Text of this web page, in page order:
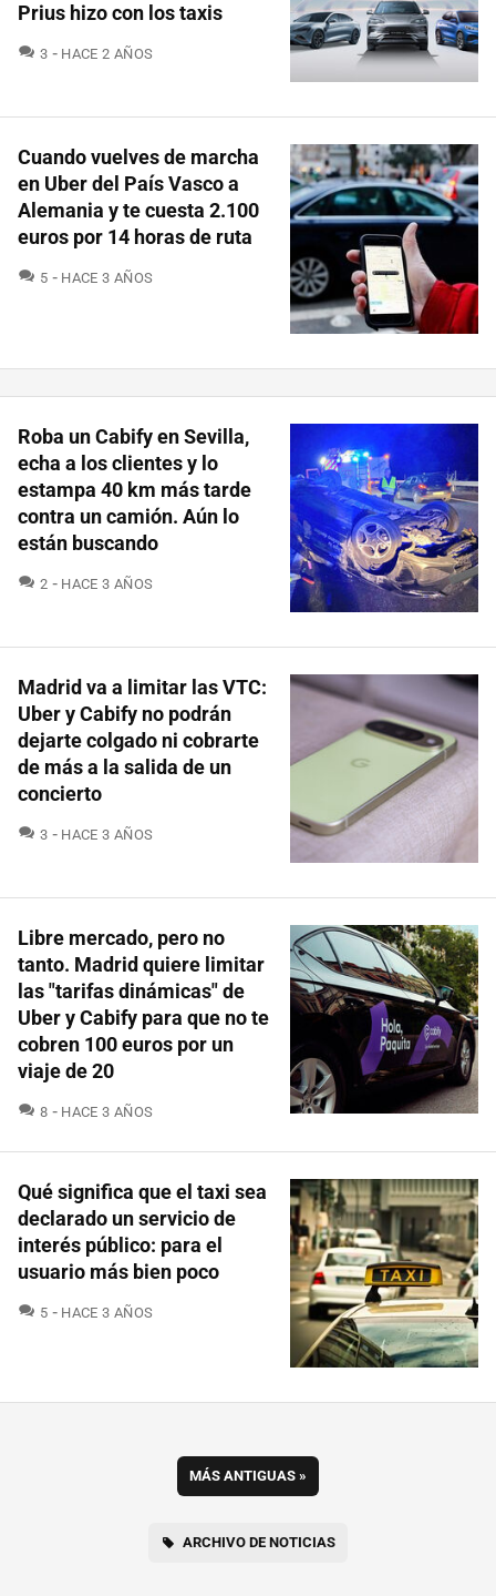
Prius hizo con los taxis
3 COMENTARIOS
HACE 2 AÑOS
Cuando vuelves de marcha
en Uber del País Vasco a
Alemania y te cuesta 2.100
euros por 14 horas de ruta
5 COMENTARIOS
HACE 3 AÑOS
Roba un Cabify en Sevilla,
echa a los clientes y lo
estampa 40 km más tarde
contra un camión. Aún lo
están buscando
2 COMENTARIOS
HACE 3 AÑOS
Madrid va a limitar las VTC:
Uber y Cabify no podrán
dejarte colgado ni cobrarte
de más a la salida de un
concierto
3 COMENTARIOS
HACE 3 AÑOS
Libre mercado, pero no
tanto. Madrid quiere limitar
las "tarifas dinámicas" de
Uber y Cabify para que no te
cobren 100 euros por un
viaje de 20
8 COMENTARIOS
HACE 3 AÑOS
Qué significa que el taxi sea
declarado un servicio de
interés público: para el
usuario más bien poco
5 COMENTARIOS
HACE 3 AÑOS
MÁS ANTIGUAS »
ARCHIVO DE NOTICIAS